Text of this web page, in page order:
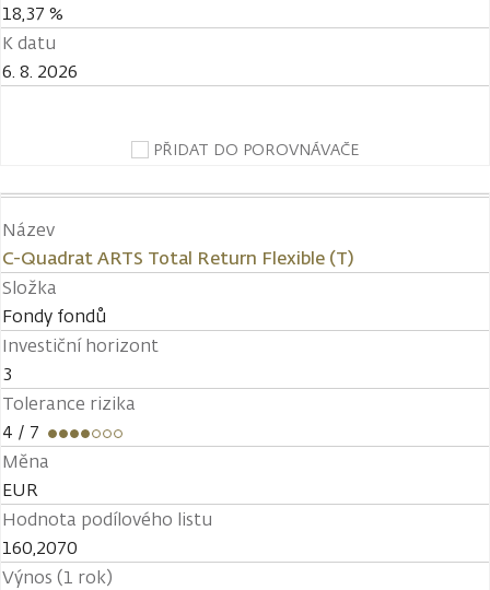
18,37 %
K datu
6. 8. 2026
PŘIDAT DO POROVNÁVAČE
Název
C-Quadrat ARTS Total Return Flexible (T)
Složka
Fondy fondů
Investiční horizont
3
Tolerance rizika
4 / 7
Měna
EUR
Hodnota podílového listu
160,2070
Výnos (1 rok)